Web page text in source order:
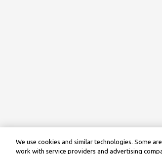
We use cookies and similar technologies. Some
work with service providers and advertising